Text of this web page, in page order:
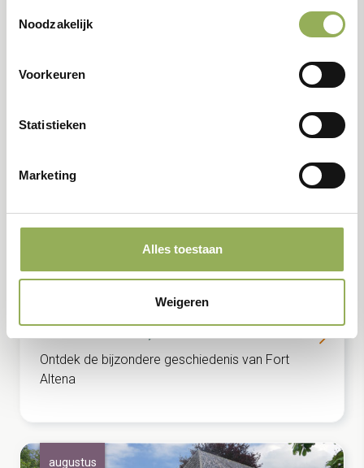
Noodzakelijk
Voorkeuren
Statistieken
Marketing
Alles toestaan
Weigeren
16
Ontdek de bijzondere geschiedenis van Fort
Altena
augustus